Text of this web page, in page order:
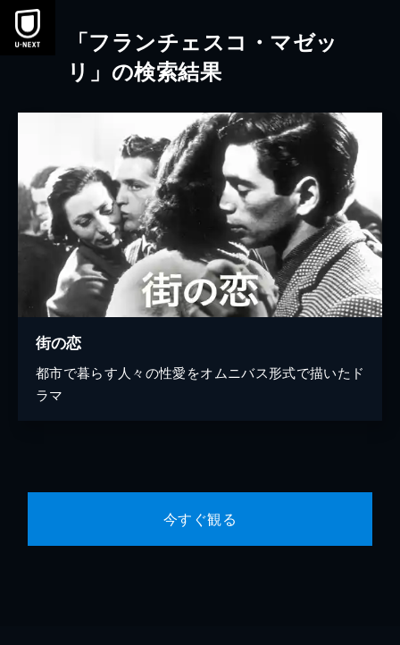
本文へスキップ
「フランチェスコ・マゼッ
リ」の検索結果
街の恋
都市で暮らす人々の性愛をオムニバス形式で描いたド
ラマ
今すぐ観る